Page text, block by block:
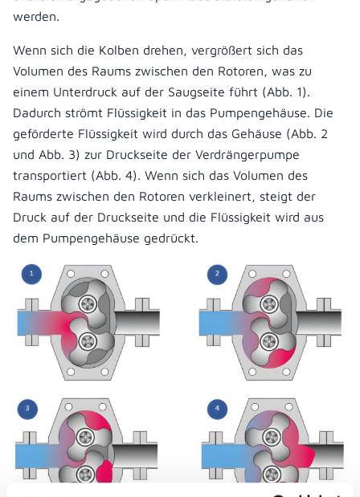
werden.
Wenn sich die Kolben drehen, vergrößert sich das
Volumen des Raums zwischen den Rotoren, was zu
einem Unterdruck auf der Saugseite führt (Abb. 1).
Dadurch strömt Flüssigkeit in das Pumpengehäuse. Die
geförderte Flüssigkeit wird durch das Gehäuse (Abb. 2
und Abb. 3) zur Druckseite der Verdrängerpumpe
transportiert (Abb. 4). Wenn sich das Volumen des
Raums zwischen den Rotoren verkleinert, steigt der
Druck auf der Druckseite und die Flüssigkeit wird aus
dem Pumpengehäuse gedrückt.